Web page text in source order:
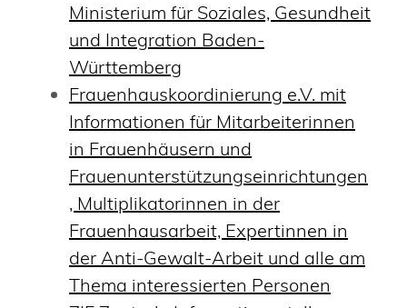
Ministerium für Soziales, Gesundheit
und Integration Baden-
Württemberg
Frauenhauskoordinierung e.V. mit
Informationen für Mitarbeiterinnen
in Frauenhäusern und
Frauenunterstützungseinrichtungen
, Multiplikatorinnen in der
Frauenhausarbeit, Expertinnen in
der Anti-Gewalt-Arbeit und alle am
Thema interessierten Personen